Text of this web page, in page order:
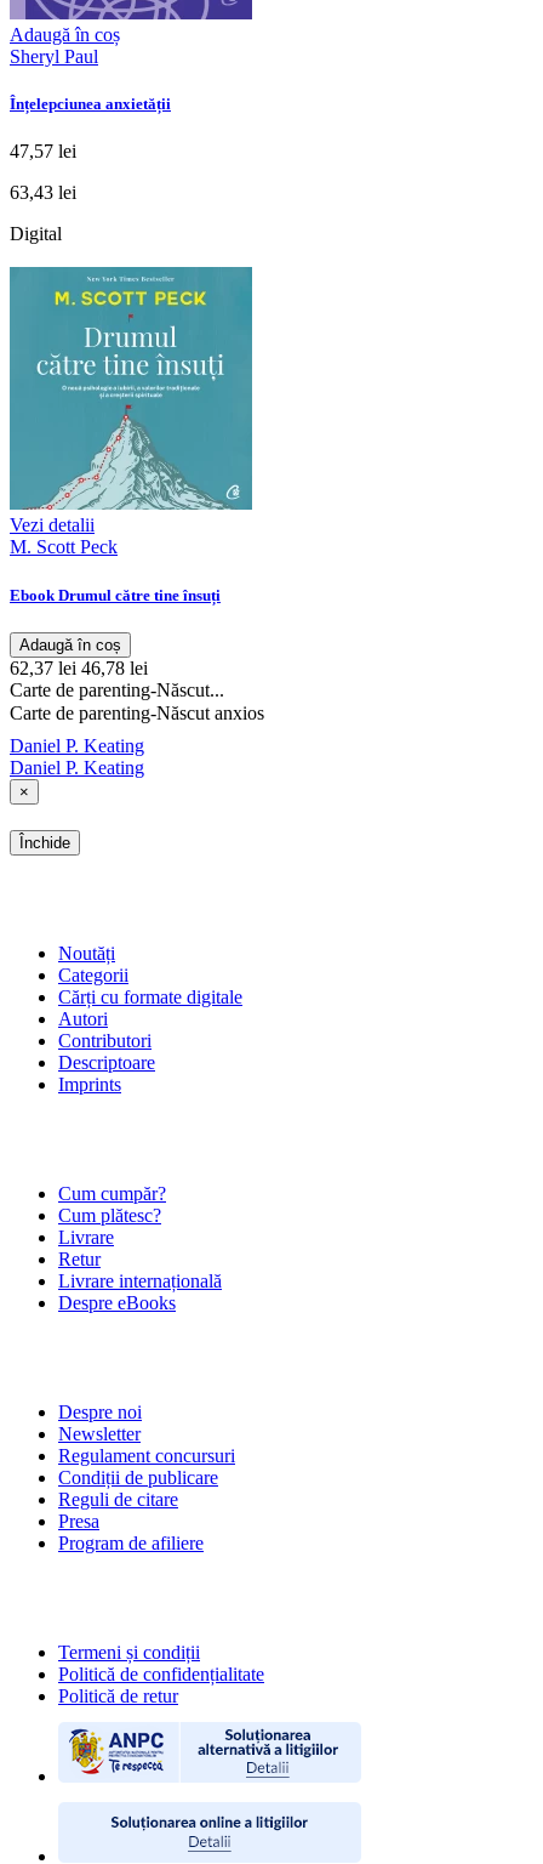
Adaugă în coș
Sheryl Paul
Înțelepciunea anxietății
47,57 lei
63,43 lei
Digital
Vezi detalii
M. Scott Peck
Ebook Drumul către tine însuți
Adaugă în coș
62,37 lei 46,78 lei
Carte de parenting-Născut...
Carte de parenting-Născut anxios
Daniel P. Keating
Daniel P. Keating
×
Închide
Noutăți
Categorii
Cărți cu formate digitale
Autori
Contributori
Descriptoare
Imprints
Cum cumpăr?
Cum plătesc?
Livrare
Retur
Livrare internațională
Despre eBooks
Despre noi
Newsletter
Regulament concursuri
Condiții de publicare
Reguli de citare
Presa
Program de afiliere
Termeni și condiții
Politică de confidențialitate
Politică de retur